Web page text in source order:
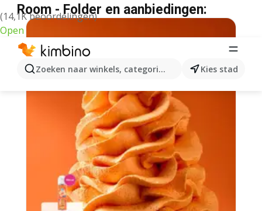
(14,1K beoordelingen)
Open
Zoeken naar winkels, categorieën, producten...
Kies stad
Room - Folder en aanbiedingen: